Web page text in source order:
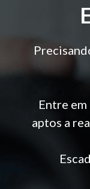
Entre
aptos a